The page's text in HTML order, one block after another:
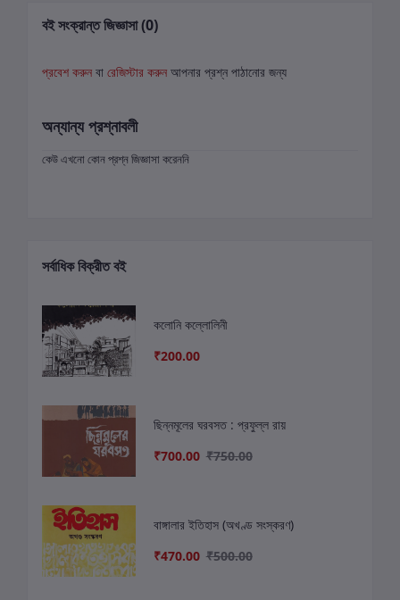
বই সংক্রান্ত জিজ্ঞাসা (0)
প্রবেশ করুন বা রেজিস্টার করুন আপনার প্রশ্ন পাঠানোর জন্য
অন্যান্য প্রশ্নাবলী
কেউ এখনো কোন প্রশ্ন জিজ্ঞাসা করেননি
সর্বাধিক বিক্রীত বই
কলোনি কল্লোলিনী
₹200.00
ছিন্নমূলের ঘরবসত : প্রফুল্ল রায়
₹700.00 ₹750.00
বাঙ্গালার ইতিহাস (অখণ্ড সংস্করণ)
₹470.00 ₹500.00